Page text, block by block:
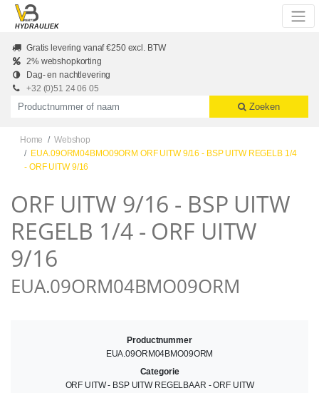
Skip to main content
HYDRAULIEK
Gratis levering vanaf €250 excl. BTW
2% webshopkorting
Dag- en nachtlevering
+32 (0)51 24 06 05
Productnummer of naam
Zoeken
Home
Webshop
EUA.09ORM04BMO09ORM ORF UITW 9/16 - BSP UITW REGELB 1/4
- ORF UITW 9/16
ORF UITW 9/16 - BSP UITW
REGELB 1/4 - ORF UITW
9/16
EUA.09ORM04BMO09ORM
Productnummer
EUA.09ORM04BMO09ORM
Categorie
ORF UITW - BSP UITW REGELBAAR - ORF UITW